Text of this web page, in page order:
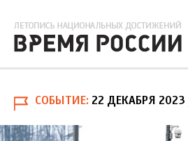
СОБЫТИЕ 22 ДЕКАБРЯ 2023